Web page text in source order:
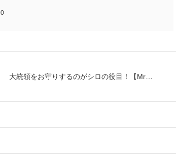
0
大統領をお守りするのがシロの役目！【Mr…